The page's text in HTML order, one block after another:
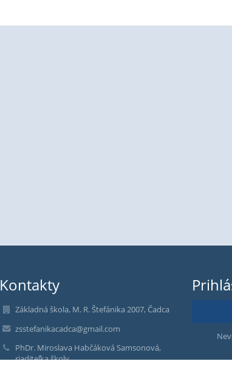
Kontakty
Základná škola, M. R. Štefánika 2007, Čadca
zsstefanikacadca@gmail.com
PhDr. Miroslava Habčáková Samsonová,
riaditeľka školy